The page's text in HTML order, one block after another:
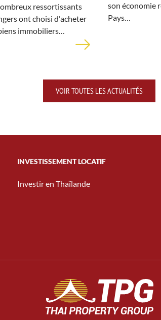
ressortissants
ont choisi d'acheter
immobiliers…
son économie
Pays…
VOIR TOUTES LES ACTUALITÉS
INVESTISSEMENT LOCATIF
Investir en Thaïlande